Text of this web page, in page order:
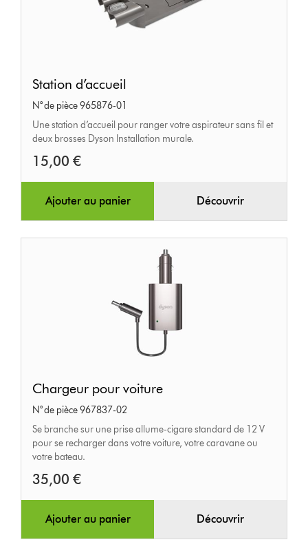
d’accueil
Station d’accueil
N° de pièce 965876-01
Une station d’accueil pour ranger votre aspirateur sans fil et
deux brosses Dyson Installation murale.
15,00 €
Ajouter au panier Découvrir
pour
voiture
Chargeur pour voiture
N° de pièce 967837-02
Se branche sur une prise allume-cigare standard de 12 V
pour se recharger dans votre voiture, votre caravane ou
votre bateau.
35,00 €
Ajouter au panier Découvrir